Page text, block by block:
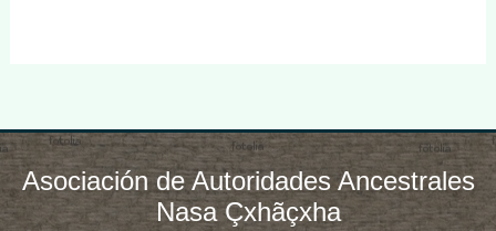
Asociación de Autoridades Ancestrales
Nasa Çxhãçxha